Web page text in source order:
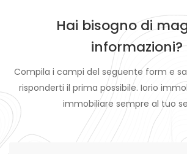
Hai bisogno di
informazioni?
Compila i campi del seguente form e
risponderti il prima possibile. Iorio
immobiliare sempre al tuo